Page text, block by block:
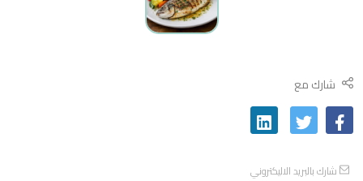
شارك مع
شارك بالبريد الاليكتروني